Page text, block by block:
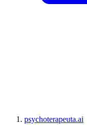
psychoterapeuta.ai